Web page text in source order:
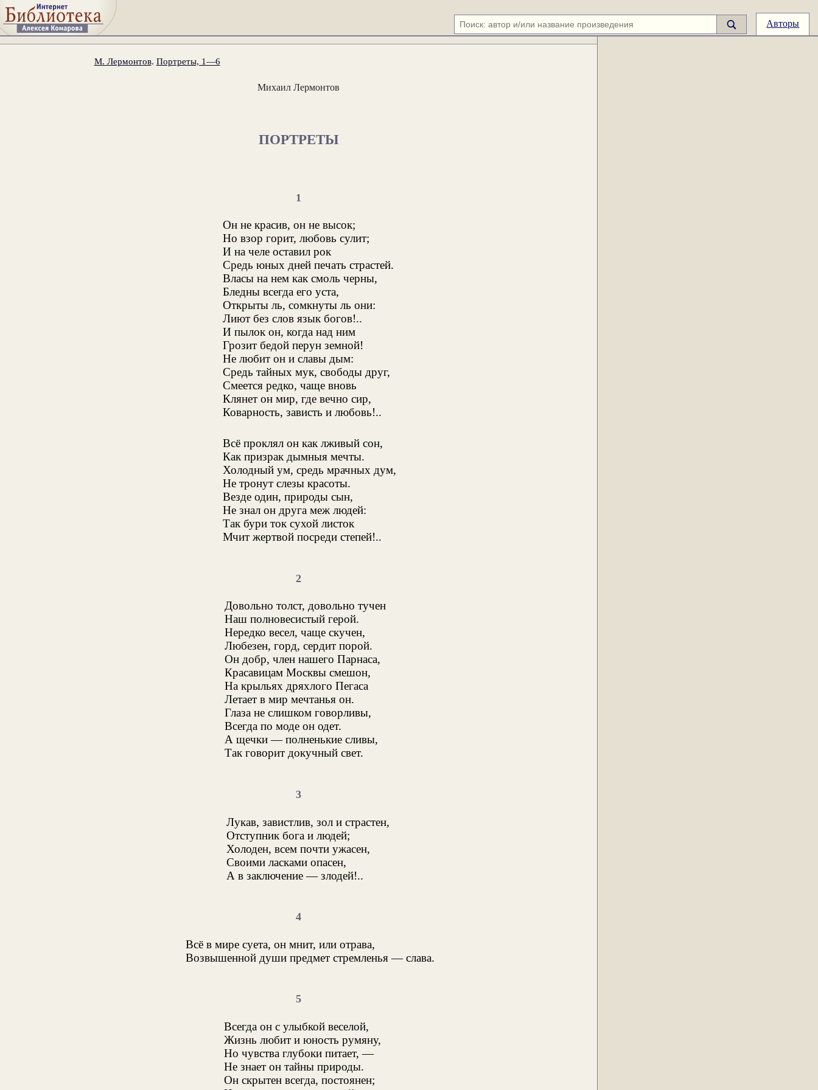
Авторы
М. Лермонтов. Портреты, 1—6
Михаил Лермонтов
ПОРТРЕТЫ
1
Он не красив, он не высок;
Но взор горит, любовь сулит;
И на челе оставил рок
Средь юных дней печать страстей.
Власы на нем как смоль черны,
Бледны всегда его уста,
Открыты ль, сомкнуты ль они:
Лиют без слов язык богов!..
И пылок он, когда над ним
Грозит бедой перун земной!
Не любит он и славы дым:
Средь тайных мук, свободы друг,
Смеется редко, чаще вновь
Клянет он мир, где вечно сир,
Коварность, зависть и любовь!..
Всё проклял он как лживый сон,
Как призрак дымныя мечты.
Холодный ум, средь мрачных дум,
Не тронут слезы красоты.
Везде один, природы сын,
Не знал он друга меж людей:
Так бури ток сухой листок
Мчит жертвой посреди степей!..
2
Довольно толст, довольно тучен
Наш полновесистый герой.
Нередко весел, чаще скучен,
Любезен, горд, сердит порой.
Он добр, член нашего Парнаса,
Красавицам Москвы смешон,
На крыльях дряхлого Пегаса
Летает в мир мечтанья он.
Глаза не слишком говорливы,
Всегда по моде он одет.
А щечки — полненькие сливы,
Так говорит докучный свет.
3
Лукав, завистлив, зол и страстен,
Отступник бога и людей;
Холоден, всем почти ужасен,
Своими ласками опасен,
А в заключение — злодей!..
4
Всё в мире суета, он мнит, или отрава,
Возвышенной души предмет стремленья — слава.
5
Всегда он с улыбкой веселой,
Жизнь любит и юность румяну,
Но чувства глубоки питает, —
Не знает он тайны природы.
Он скрытен всегда, постоянен;